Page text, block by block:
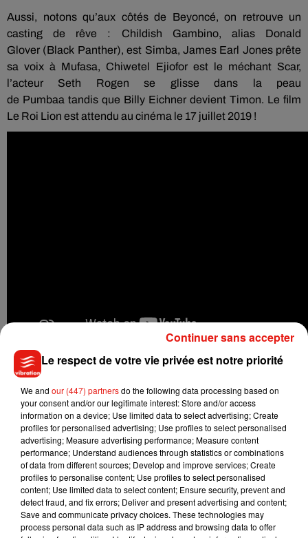
Aussi, notons qu’aux côtés de
Beyoncé, on retrouve un
casting de rêve :
Childish Gambino, alias Donald
Glover (Black Panther), est Simba, James Earl Jones prête
sa voix à Mufasa, Chiwetel Ejiofor est le méchant Scar,
l’acteur Seth
Rogen
se glisse dans la peau
de Pumbaa tandis que Billy Eichner devient Timon. Le film
Le Roi Lion est attendu au cinéma le 17 juillet 2019 !
Le respect de votre vie privée est notre priorité
We and our (447) partnersdo the following data processing based on
your consent and/or our legitimate interest: Store and/or access
information on a device; Use limited data to select advertising; Create
profiles for personalised advertising; Use profiles to select personalised
advertising; Measure advertising performance; Measure content
performance; Understand audiences through statistics or combinations
of data from different sources; Develop and improve services; Create
profiles to personalise content; Use profiles to select personalised
content; Use limited data to select content; Ensure security, prevent and
detect fraud, and fix errors; Deliver and present advertising and content;
Save and communicate privacy choices. These technologies may
process personal data such as IP address and browsing data to offer
Continuer sans accepter